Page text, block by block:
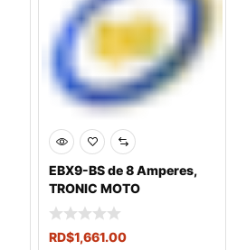
EBX9-BS de 8 Amperes,
TRONIC MOTO
RD$1,661.00